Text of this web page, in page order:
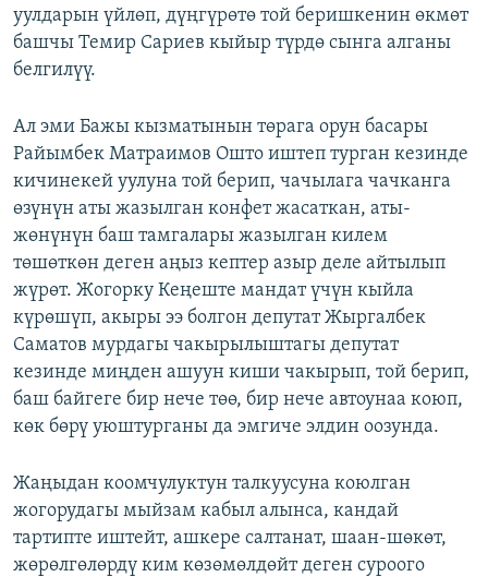
уулдарын үйлөп, дүңгүрөтө той беришкенин өкмөт
башчы Темир Сариев кыйыр түрдө сынга алганы
белгилүү.
Ал эми Бажы кызматынын төрага орун басары
Райымбек Матраимов Ошто иштеп турган кезинде
кичинекей уулуна той берип, чачылага чачканга
өзүнүн аты жазылган конфет жасаткан, аты-
жөнүнүн баш тамгалары жазылган килем
төшөткөн деген аңыз кептер азыр деле айтылып
жүрөт. Жогорку Кеңеште мандат үчүн кыйла
күрөшүп, акыры ээ болгон депутат Жыргалбек
Саматов мурдагы чакырылыштагы депутат
кезинде миңден ашуун киши чакырып, той берип,
баш байгеге бир нече төө, бир нече автоунаа коюп,
көк бөрү уюштурганы да эмгиче элдин оозунда.
Жаңыдан коомчулуктун талкуусуна коюлган
жогорудагы мыйзам кабыл алынса, кандай
тартипте иштейт, ашкере салтанат, шаан-шөкөт,
жөрөлгөлөрдү ким көзөмөлдөйт деген суроого